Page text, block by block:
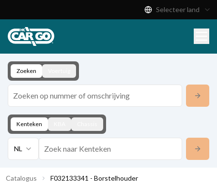
Download
Contact
Selecteer land
Zoeken
Kenteken
NL
Catalogus F032133341 - Borstelhouder